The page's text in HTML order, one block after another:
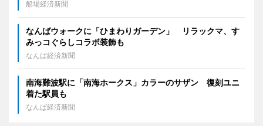
船場経済新聞
なんばウォークに「ひまわりガーデン」 リラックマ、す
みっコぐらしコラボ装飾も
なんば経済新聞
南海難波駅に「南海ホークス」カラーのサザン 復刻ユニ
着た駅員も
なんば経済新聞